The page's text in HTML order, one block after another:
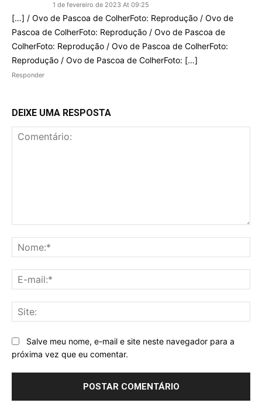
1 de fevereiro de 2023 At 09:25
[…] / Ovo de Pascoa de ColherFoto: Reprodução / Ovo de
Pascoa de ColherFoto: Reprodução / Ovo de Pascoa de
ColherFoto: Reprodução / Ovo de Pascoa de ColherFoto:
Reprodução / Ovo de Pascoa de ColherFoto: […]
Responder
DEIXE UMA RESPOSTA
Salve meu nome, e-mail e site neste navegador para a
próxima vez que eu comentar.